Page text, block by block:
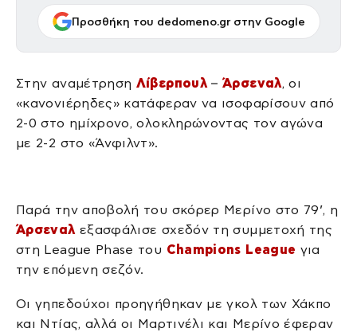
Προσθήκη του dedomeno.gr στην Google
Στην αναμέτρηση Λίβερπουλ –Άρσεναλ, οι
«κανονιέρηδες» κατάφεραν να ισοφαρίσουν από
2-0 στο ημίχρονο, ολοκληρώνοντας τον αγώνα
με 2-2 στο «Άνφιλντ».
Παρά την αποβολή του σκόρερ Μερίνο στο 79’, η
Άρσεναλ εξασφάλισε σχεδόν τη συμμετοχή της
στη League Phase του Champions League για
την επόμενη σεζόν.
Οι γηπεδούχοι προηγήθηκαν με γκολ των Χάκπο
και Ντίας, αλλά οι Μαρτινέλι και Μερίνο έφεραν